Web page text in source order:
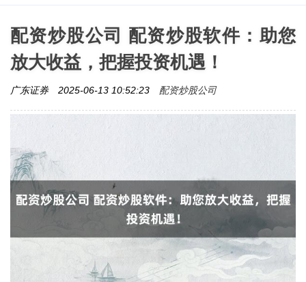
配资炒股公司 配资炒股软件：助您
放大收益，把握投资机遇！
广东证券 2025-06-13 10:52:23 配资炒股公司